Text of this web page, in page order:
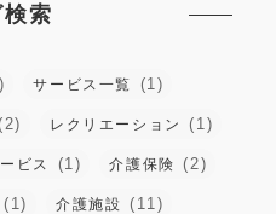
検索
サービス一覧 (1)
レクリエーション (1)
ビス (1) 介護保険 (2)
(1) 介護施設 (11)